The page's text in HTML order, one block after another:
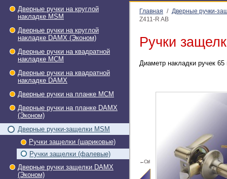
Дверные ручки на круглой
накладке МSМ
Дверные ручки на круглой
накладке DAMX (Эконом)
Дверные ручки на квадратной
накладке МСМ
Дверные ручки на квадратной
накладке DAMX
Дверные ручки на планке МСМ
Дверные ручки на планке DAMX
(Эконом)
Дверные ручки-защелки МSМ
Ручки защелки (шариковые)
Ручки защелки (фалевые)
Дверные ручки защелки DAMX
(Эконом)
Главная / Дверные ручки-
Z411-R AB
Ручки
Диаметр накладки ручек
←Ctrl